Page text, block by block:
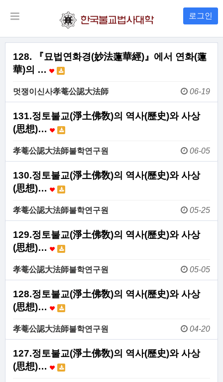
로그인
128. 『묘법연화경(妙法蓮華經)』에서 연화(蓮
華)의 …
멋쟁이신사孝菴公認大法師 06-19
131.정토불교(淨土佛敎)의 역사(歷史)와 사상
(思想)…
孝菴公認大法師불학연구원 06-05
130.정토불교(淨土佛敎)의 역사(歷史)와 사상
(思想)…
孝菴公認大法師불학연구원 05-25
129.정토불교(淨土佛敎)의 역사(歷史)와 사상
(思想)…
孝菴公認大法師불학연구원 05-05
128.정토불교(淨土佛敎)의 역사(歷史)와 사상
(思想)…
孝菴公認大法師불학연구원 04-20
127.정토불교(淨土佛敎)의 역사(歷史)와 사상
(思想)…